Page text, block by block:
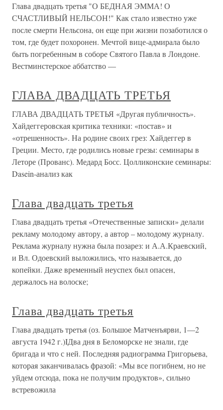
Глава двадцать третья "О БЕДНАЯ ЭММА! О
СЧАСТЛИВЫЙ НЕЛЬСОН!" Как стало известно уже
после смерти Нельсона, он еще при жизни позаботился о
том, где будет похоронен. Мечтой вице-адмирала было
быть погребенным в соборе Святого Павла в Лондоне.
Вестминстерское аббатство —
ГЛАВА ДВАДЦАТЬ ТРЕТЬЯ
ГЛАВА ДВАДЦАТЬ ТРЕТЬЯ «Другая публичность».
Хайдеггеровская критика техники: «постав» и
«отрешенность». На родине своих грез: Хайдеггер в
Греции. Место, где родились новые грезы: семинары в
Леторе (Прованс). Медард Босс. Цолликонские семинары:
Dasein-анализ как
Глава двадцать третья
Глава двадцать третья «Отечественные записки» делали
рекламу молодому автору, а автор – молодому журналу.
Реклама журналу нужна была позарез: и А.А.Краевский,
и Вл. Одоевский выложились, что называется, до
копейки. Даже временный неуспех был опасен,
держалось на волоске;
Глава двадцать третья
Глава двадцать третья (оз. Большое Матченъярви, 1—2
августа 1942 г.)IДва дня в Беломорске не знали, где
бригада и что с ней. Последняя радиограмма Григорьева,
которая заканчивалась фразой: «Мы все погибнем, но не
уйдем отсюда, пока не получим продуктов», сильно
встревожила